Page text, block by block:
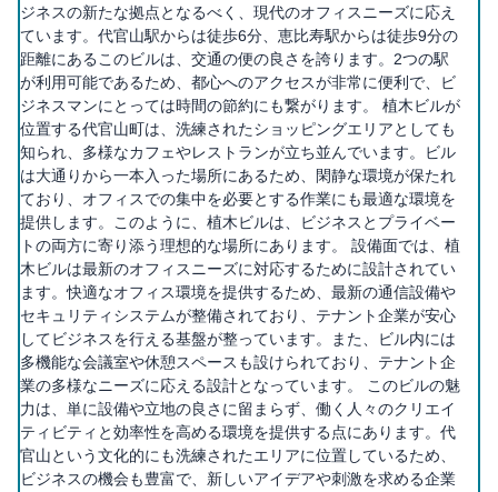
ジネスの新たな拠点となるべく、現代のオフィスニーズに応え
ています。代官山駅からは徒歩6分、恵比寿駅からは徒歩9分の
距離にあるこのビルは、交通の便の良さを誇ります。2つの駅
が利用可能であるため、都心へのアクセスが非常に便利で、ビ
ジネスマンにとっては時間の節約にも繋がります。 植木ビルが
位置する代官山町は、洗練されたショッピングエリアとしても
知られ、多様なカフェやレストランが立ち並んでいます。ビル
は大通りから一本入った場所にあるため、閑静な環境が保たれ
ており、オフィスでの集中を必要とする作業にも最適な環境を
提供します。このように、植木ビルは、ビジネスとプライベー
トの両方に寄り添う理想的な場所にあります。 設備面では、植
木ビルは最新のオフィスニーズに対応するために設計されてい
ます。快適なオフィス環境を提供するため、最新の通信設備や
セキュリティシステムが整備されており、テナント企業が安心
してビジネスを行える基盤が整っています。また、ビル内には
多機能な会議室や休憩スペースも設けられており、テナント企
業の多様なニーズに応える設計となっています。 このビルの魅
力は、単に設備や立地の良さに留まらず、働く人々のクリエイ
ティビティと効率性を高める環境を提供する点にあります。代
官山という文化的にも洗練されたエリアに位置しているため、
ビジネスの機会も豊富で、新しいアイデアや刺激を求める企業